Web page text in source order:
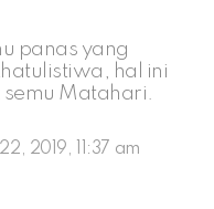
panas yang
hal ini
Matahari.
2019, 11:37 am